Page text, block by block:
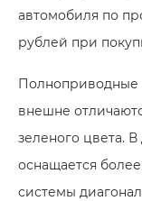
автомобиля по
рублей при
Полноприводные
внешне
зеленого цвета.
оснащается
системы